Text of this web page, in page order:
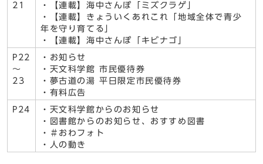
21
・【連載】海中さんぽ「ミズクラゲ」
・【連載】きょういくあれこれ「地域全体で青少
年を守り育てる」
・【連載】海中さんぽ「キビナゴ」
P22
～
23
・お知らせ
・天文科学館 市民優待券
・夢古道の湯 平日限定市民優待券
・有料広告
P24
・天文科学館からのお知らせ
・図書館からのお知らせ、おすすめ図書
・＃おわフォト
・人の動き